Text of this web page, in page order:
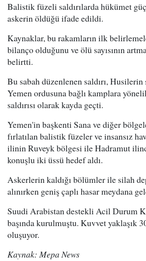
Balistik füzeli saldırılarda hükümet
askerin öldüğü ifade edildi.
Kaynaklar, bu rakamların ilk
bilanço olduğunu ve ölü sayısının
belirtti.
Bu sabah düzenlenen saldırı,
Yemen ordusuna bağlı kamplara
saldırısı olarak kayda geçti.
Yemen'in başkenti Sana ve diğer
fırlatılan balistik füzeler ve insansız
ilinin Ruveyk bölgesi ile Hadramut
konuşlu iki üssü hedef aldı.
Askerlerin kaldığı bölümler ile silah
alınırken geniş çaplı hasar meydana
Suudi Arabistan destekli Acil Durum
başında kurulmuştu. Kuvvet yaklaşık
oluşuyor.
Kaynak: Mepa News